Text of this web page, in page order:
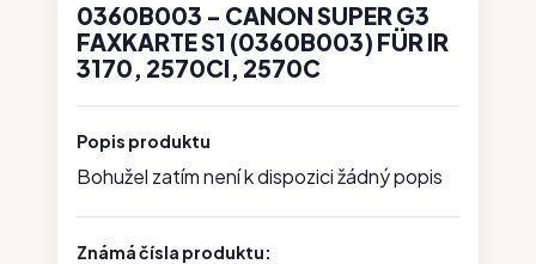
0360B003 - CANON SUPER G3
FAXKARTE S1 (0360B003) FÜR IR
3170, 2570CI, 2570C
Popis produktu
Bohužel zatím není k dispozici žádný popis
Známá čísla produktu: